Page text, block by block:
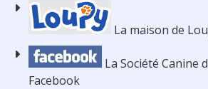
La maison de
La Société Canine
Facebook